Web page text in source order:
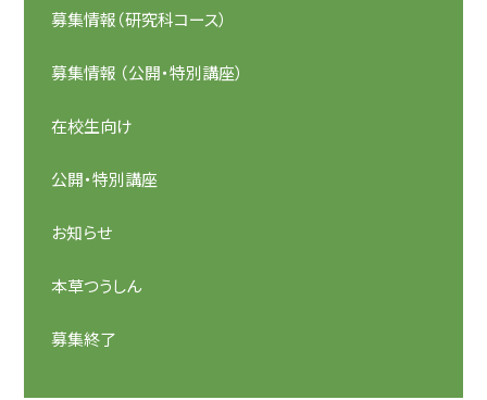
募集情報（研究科コース）
募集情報 （公開・特別講座）
在校生向け
公開・特別講座
お知らせ
本草つうしん
募集終了